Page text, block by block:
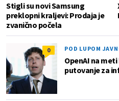
Stigli su novi Samsung
preklopni kraljevi: Prodaja je
zvanično počela
0 POD LUPOM
OpenAI na
putovanje za